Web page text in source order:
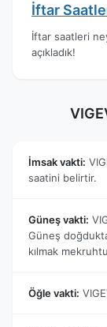
İftar
İftar saatleri
açıkladık!
İmsak vakti:
saatini belirtir.
Güneş vakti:
Güneş
kılmak
Öğle vakti: